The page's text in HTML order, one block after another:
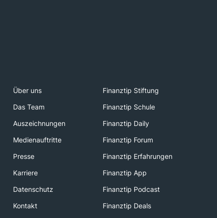
Über uns
Finanztip Stiftung
Das Team
Finanztip Schule
Auszeichnungen
Finanztip Daily
Medienauftritte
Finanztip Forum
Presse
Finanztip Erfahrungen
Karriere
Finanztip App
Datenschutz
Finanztip Podcast
Kontakt
Finanztip Deals